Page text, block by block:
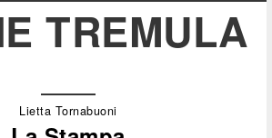
TREMULA
Lietta Tornabuoni